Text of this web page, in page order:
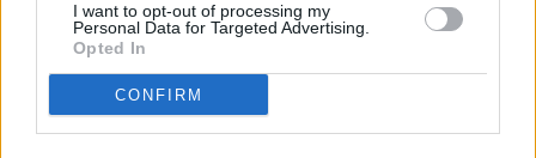
I want to opt-out of processing my
Personal Data for Targeted Advertising.
Opted In
CONFIRM
Compravendita Immobiliare
Ti aiutiamo a trovare la casa perfetta o a vendere il tuo immobile alle
vendita efficaci.